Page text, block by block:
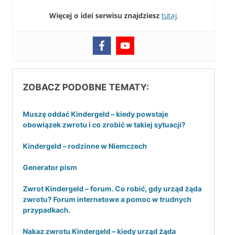
Więcej o idei serwisu znajdziesz tutaj.
ZOBACZ PODOBNE TEMATY:
Muszę oddać Kindergeld – kiedy powstaje
obowiązek zwrotu i co zrobić w takiej sytuacji?
Kindergeld – rodzinne w Niemczech
Generator pism
Zwrot Kindergeld – forum. Co robić, gdy urząd żąda
zwrotu? Forum internetowe a pomoc w trudnych
przypadkach.
Nakaz zwrotu Kindergeld – kiedy urząd żąda